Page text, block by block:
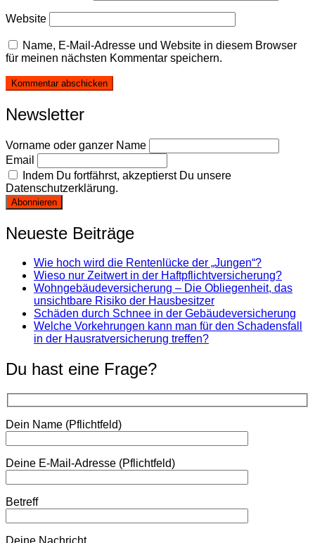
Website
Name, E-Mail-Adresse und Website in diesem Browser
für meinen nächsten Kommentar speichern.
Newsletter
Vorname oder ganzer Name
Email
Indem Du fortfährst, akzeptierst Du unsere
Datenschutzerklärung.
Neueste Beiträge
Wie hoch wird die Rentenlücke der „Jungen“?
Wieso nur Zeitwert in der Haftpflichtversicherung?
Wohngebäudeversicherung – Die Obliegenheit, das
unsichtbare Risiko der Hausbesitzer
Schäden durch Schnee in der Gebäudeversicherung
Welche Vorkehrungen kann man für den Schadensfall
in der Hausratversicherung treffen?
Du hast eine Frage?
Dein Name (Pflichtfeld)
Deine E-Mail-Adresse (Pflichtfeld)
Betreff
Deine Nachricht